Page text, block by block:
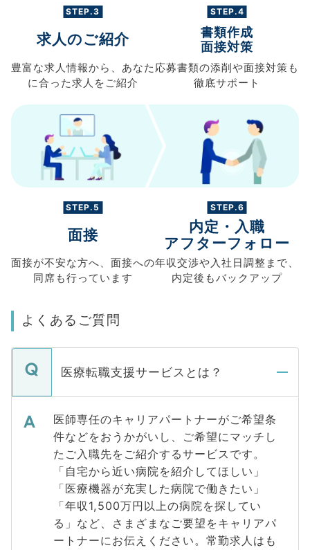
STEP.3
求人のご紹介
豊富な求人情報から、 あなた
に合った求人を ご紹介
STEP.4
書類作成
面接対策
応募書類の添削や面接対策も
徹底サポート
STEP.5
面接
面接が不安な方へ、 面接への
同席も行っています
STEP.6
内定・入職
アフターフォロー
年収交渉や入社日調整まで、
内定後もバックアップ
よくあるご質問
医療転職支援サービスとは？
医師専任のキャリアパートナーがご希望条
件などをおうかがいし、ご希望にマッチし
たご入職先をご紹介するサービスです。
「自宅から近い病院を紹介してほしい」
「医療機器が充実した病院で働きたい」
「年収1,500万円以上の病院を探してい
る」など、さまざまなご要望をキャリアパ
ートナーにお伝えください。常勤求人はも